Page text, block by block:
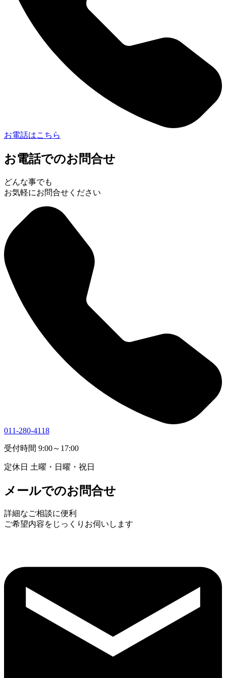
お電話はこちら
お電話でのお問合せ
どんな事でも
お気軽にお問合せください
011-280-4118
受付時間 9:00～17:00
定休日 土曜・日曜・祝日
メールでのお問合せ
詳細なご相談に便利
ご希望内容をじっくりお伺いします